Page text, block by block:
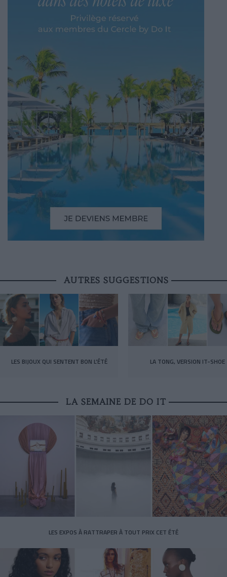
AUTRES SUGGESTIONS
LES BIJOUX QUI SENTENT BON L’ÉTÉ LA TONG, VERSION IT-SHOE
LA SEMAINE DE DO IT
LES EXPOS À RATTRAPER À TOUT PRIX CET ÉTÉ